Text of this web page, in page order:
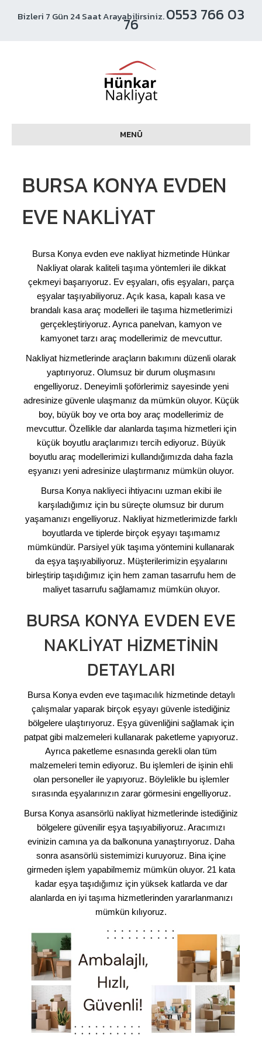
Bizleri 7 Gün 24 Saat Arayabilirsiniz.0553 766 03
76
MENÜ
BURSA KONYA EVDEN
EVE NAKLIYAT
Bursa Konya evden eve nakliyat hizmetinde Hünkar
Nakliyat olarak kaliteli taşıma yöntemleri ile dikkat
çekmeyi başarıyoruz. Ev eşyaları, ofis eşyaları, parça
eşyalar taşıyabiliyoruz. Açık kasa, kapalı kasa ve
brandalı kasa araç modelleri ile taşıma hizmetlerimizi
gerçekleştiriyoruz. Ayrıca panelvan, kamyon ve
kamyonet tarzı araç modellerimiz de mevcuttur.
Nakliyat hizmetlerinde araçların bakımını düzenli olarak
yaptırıyoruz. Olumsuz bir durum oluşmasını
engelliyoruz. Deneyimli şoförlerimiz sayesinde yeni
adresinize güvenle ulaşmanız da mümkün oluyor. Küçük
boy, büyük boy ve orta boy araç modellerimiz de
mevcuttur. Özellikle dar alanlarda taşıma hizmetleri için
küçük boyutlu araçlarımızı tercih ediyoruz. Büyük
boyutlu araç modellerimizi kullandığımızda daha fazla
eşyanızı yeni adresinize ulaştırmanız mümkün oluyor.
Bursa Konya nakliyeci ihtiyacını uzman ekibi ile
karşıladığımız için bu süreçte olumsuz bir durum
yaşamanızı engelliyoruz. Nakliyat hizmetlerimizde farklı
boyutlarda ve tiplerde birçok eşyayı taşımamız
mümkündür. Parsiyel yük taşıma yöntemini kullanarak
da eşya taşıyabiliyoruz. Müşterilerimizin eşyalarını
birleştirip taşıdığımız için hem zaman tasarrufu hem de
maliyet tasarrufu sağlamamız mümkün oluyor.
BURSA KONYA EVDEN EVE
NAKLIYAT HIZMETININ
DETAYLARI
Bursa Konya evden eve taşımacılık hizmetinde detaylı
çalışmalar yaparak birçok eşyayı güvenle istediğiniz
bölgelere ulaştırıyoruz. Eşya güvenliğini sağlamak için
patpat gibi malzemeleri kullanarak paketleme yapıyoruz.
Ayrıca paketleme esnasında gerekli olan tüm
malzemeleri temin ediyoruz. Bu işlemleri de işinin ehli
olan personeller ile yapıyoruz. Böylelikle bu işlemler
sırasında eşyalarınızın zarar görmesini engelliyoruz.
Bursa Konya asansörlü nakliyat hizmetlerinde istediğiniz
bölgelere güvenilir eşya taşıyabiliyoruz. Aracımızı
evinizin camına ya da balkonuna yanaştırıyoruz. Daha
sonra asansörlü sistemimizi kuruyoruz. Bina içine
girmeden işlem yapabilmemiz mümkün oluyor. 21 kata
kadar eşya taşıdığımız için yüksek katlarda ve dar
alanlarda en iyi taşıma hizmetlerinden yararlanmanızı
mümkün kılıyoruz.